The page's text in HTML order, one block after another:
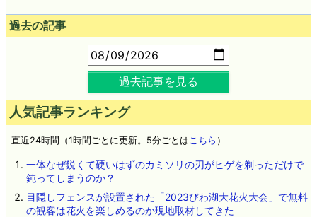
過去の記事
過去記事を見る
人気記事ランキング
直近24時間（1時間ごとに更新。5分ごとは こちら ）
一体なぜ鋭くて硬いはずのカミソリの刃がヒゲを剃っただけで
鈍ってしまうのか？
目隠しフェンスが設置された「2023びわ湖大花火大会」で無料
の観客は花火を楽しめるのか現地取材してきた